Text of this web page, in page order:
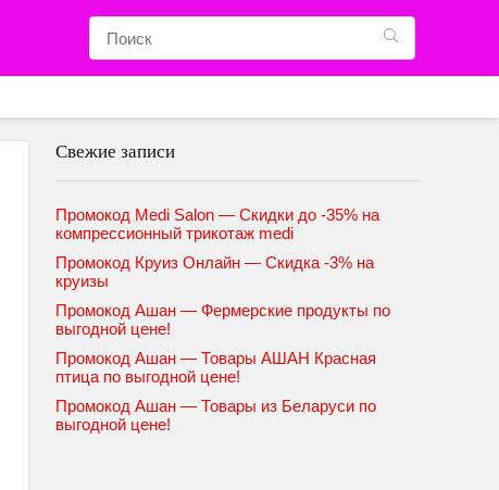
Свежие записи
Промокод Medi Salon — Скидки до -35% на
компрессионный трикотаж medi
Промокод Круиз Онлайн — Скидка -3% на
круизы
Промокод Ашан — Фермерские продукты по
выгодной цене!
Промокод Ашан — Товары АШАН Красная
птица по выгодной цене!
Промокод Ашан — Товары из Беларуси по
выгодной цене!